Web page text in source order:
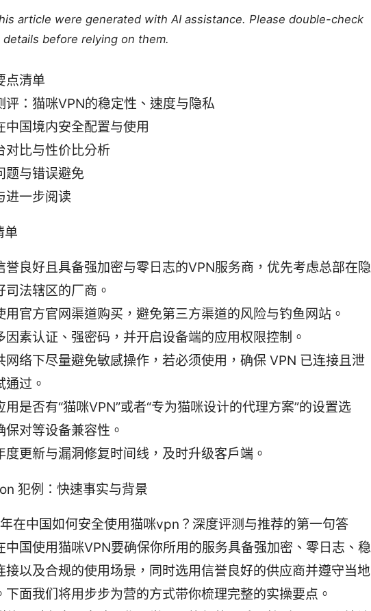
article were generated with AI assistance. Please double-check
before relying on them.
点清单
评：猫咪VPN的稳定性、速度与隐私
中国境内安全配置与使用
对比与性价比分析
题与错误避免
进一步阅读
单
誉良好且具备强加密与零日志的VPN服务商，优先考虑总部在隐
司法辖区的厂商。
用官方官网渠道购买，避免第三方渠道的风险与钓鱼网站。
因素认证、强密码，并开启设备端的应用权限控制。
网络下尽量避免敏感操作，若必须使用，确保 VPN 已连接且泄
通过。
用是否有“猫咪VPN”或者“专为猫咪设计的代理方案”的设置选
保对等设备兼容性。
度更新与漏洞修复时间线，及时升级客户端。
犯例：快速事实与背景
在中国如何安全使用猫咪vpn？深度评测与推荐的第一句答
中国使用猫咪VPN要确保你所用的服务具备强加密、零日志、稳
接以及合规的使用场景，同时选用信誉良好的供应商并遵守当地
下面我们将用步步为营的方式带你梳理完整的实操要点。